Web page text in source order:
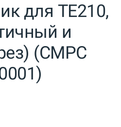
для TE210,
и
(CMPC